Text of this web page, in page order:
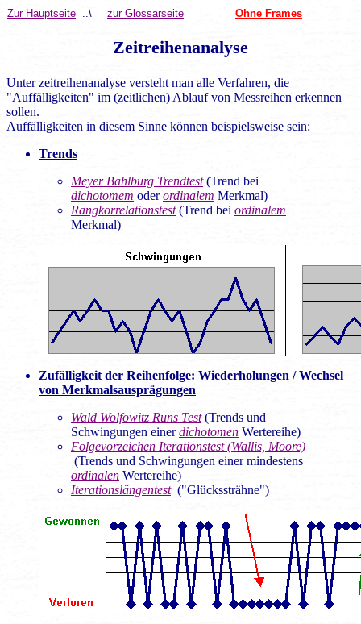
Zur Hauptseite ..\ zur Glossarseite Ohne Frames
Zeitreihenanalyse
Unter zeitreihenanalyse versteht man alle Verfahren, die
"Auffälligkeiten" im (zeitlichen) Ablauf von Messreihen erkennen
sollen.
Auffälligkeiten in diesem Sinne können beispielsweise sein:
Trends
Meyer Bahlburg Trendtest(Trend bei
dichotomem oderordinalem Merkmal)
Rangkorrelationstest(Trend bei ordinalem
Merkmal)
Zufälligkeit der Reihenfolge: Wiederholungen / Wechsel
von Merkmalsausprägungen
Wald Wolfowitz Runs Test (Trends und
Schwingungen einerdichotomen Wertereihe)
Folgevorzeichen Iterationstest (Wallis, Moore)
(Trends und Schwingungen einer mindestens
ordinalen Wertereihe)
Iterationslängentest ("Glückssträhne")